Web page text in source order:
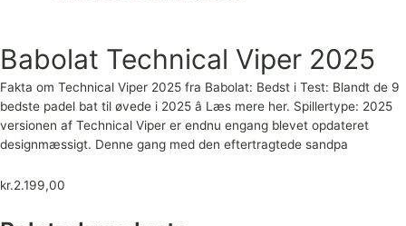
Babolat Technical Viper 2025
Fakta om Technical Viper 2025 fra Babolat: Bedst i Test: Blandt de 9
bedste padel bat til øvede i 2025 â Læs mere her. Spillertype: 2025
versionen af Technical Viper er endnu engang blevet opdateret
designmæssigt. Denne gang med den eftertragtede sandpa
kr.2.199,00